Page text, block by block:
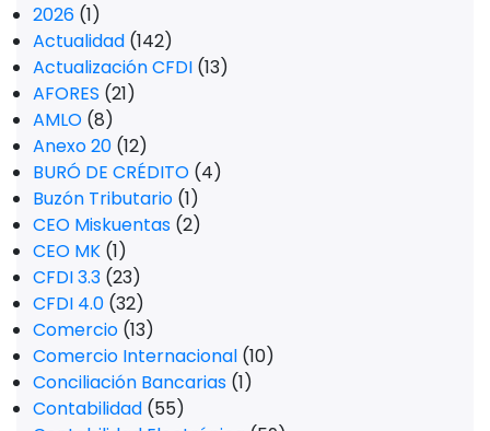
2026 (1)
Actualidad (142)
Actualización CFDI (13)
AFORES (21)
AMLO (8)
Anexo 20 (12)
BURÓ DE CRÉDITO (4)
Buzón Tributario (1)
CEO Miskuentas (2)
CEO MK (1)
CFDI 3.3 (23)
CFDI 4.0 (32)
Comercio (13)
Comercio Internacional (10)
Conciliación Bancarias (1)
Contabilidad (55)